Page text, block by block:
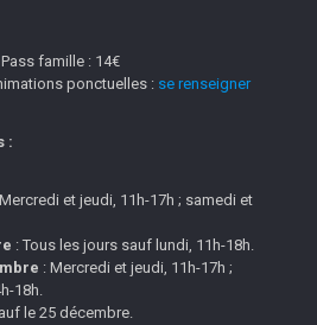
famille : 14€
ponctuelles : se renseigner
:
et jeudi, 11h-17h ; samedi et
: Tous les jours sauf lundi, 11h-18h.
: Mercredi et jeudi, 11h-17h ;
18h.
le 25 décembre.